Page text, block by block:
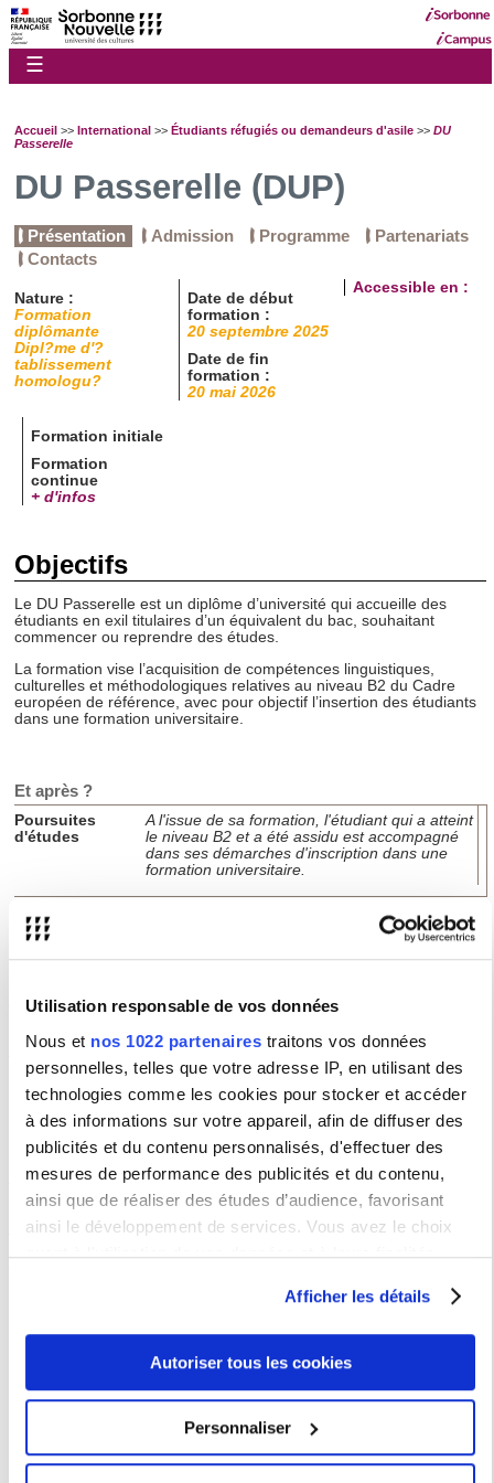
Utilisation responsable de vos données
Nous et nos 1022 partenaires traitons vos données
personnelles, telles que votre adresse IP, en utilisant des
technologies comme les cookies pour stocker et accéder
à des informations sur votre appareil, afin de diffuser des
publicités et du contenu personnalisés, d'effectuer des
mesures de performance des publicités et du contenu,
ainsi que de réaliser des études d’audience, favorisant
ainsi le développement de services. Vous avez le choix
quant à l'utilisation de vos données et à leurs finalités.
moment en consultant la Déclaration relative aux cookies
ou en cliquant sur l'icône de confidentialité.
Si vous le permettez, nous aimerions également :
géographique qui peuvent être précises à plusieurs
mètres près
Afficher les détails
Autoriser tous les cookies
Personnaliser
☰
Accueil >> International >> Étudiants réfugiés ou demandeurs d'asile >> DU
Passerelle
DU Passerelle (DUP)
Présentation Admission Programme
Partenariats
Contacts
Nature :
Formation
diplômante
Dipl?me d'?
tablissement
homologu?
Date de début
formation :
20 septembre 2025
Date de fin
formation :
20 mai 2026
Accessible en :
Formation initiale
Formation
continue
+ d'infos
Objectifs
Le DU Passerelle est un diplôme d’université qui accueille des
étudiants en exil titulaires d’un équivalent du bac, souhaitant
commencer ou reprendre des études.
La formation vise l’acquisition de compétences linguistiques,
culturelles et méthodologiques relatives au niveau B2 du Cadre
européen de référence, avec pour objectif l’insertion des étudiants
dans une formation universitaire.
Et après ?
Poursuites
d'études
A l'issue de sa formation, l'étudiant qui a atteint
le niveau B2 et a été assidu est accompagné
dans ses démarches d'inscription dans une
formation universitaire.
Renseignements
Direction des Affaires Internationales
Bureau C014
17 rue de la Sorbonne
75005 Paris
Métro : Cluny-La Sorbonne
ACTUALITE
Recherche d'une formation
Intitulé
Discipline